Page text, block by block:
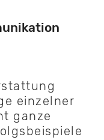
einzelner
ganze